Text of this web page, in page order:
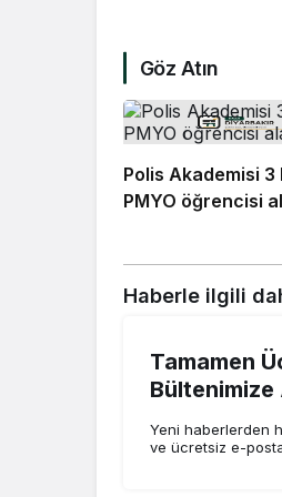
Göz Atın
Polis Akademisi 3
PMYO öğrencisi
Haberle ilgili
Tamamen
Yeni haberlerden
ve ücretsiz e-